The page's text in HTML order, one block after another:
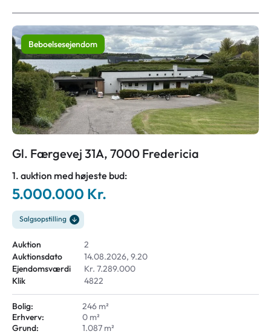
Beboelsesejendom
Gl. Færgevej 31A, 7000 Fredericia
1. auktion med højeste bud:
5.000.000 Kr.
Salgsopstilling
Auktion
2
Auktionsdato
14.08.2026, 9.20
Ejendomsværdi
Kr. 7.289.000
Klik
4822
Bolig:
246 m²
Erhverv:
0 m²
Grund:
1.087 m²